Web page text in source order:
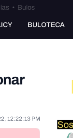
• Bulos
BULOTECA
12:22:13 PM